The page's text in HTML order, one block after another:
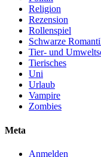
Religion
Rezension
Rollenspiel
Schwarze
Tier- und
Tierisches
Uni
Urlaub
Vampire
Zombies
Meta
Anmelden